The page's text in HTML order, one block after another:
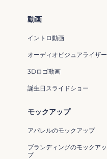
モックアップ
アパレルのモックアップ
ブランディングのモックアッ
プ
動画
イントロ動画
オーディオビジュアライザー
3Dロゴ動画
誕生日スライドショー